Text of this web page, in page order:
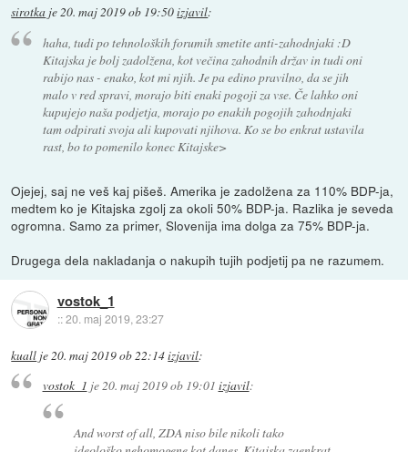
sirotka je20. maj 2019 ob 19:50izjavil:
haha, tudi po tehnoloških forumih smetite anti-zahodnjaki :D
Kitajska je bolj zadolžena, kot večina zahodnih držav in tudi oni
rabijo nas - enako, kot mi njih. Je pa edino pravilno, da se jih
malo v red spravi, morajo biti enaki pogoji za vse. Če lahko oni
kupujejo naša podjetja, morajo po enakih pogojih zahodnjaki
tam odpirati svoja ali kupovati njihova. Ko se bo enkrat ustavila
rast, bo to pomenilo konec Kitajske>
Ojejej, saj ne veš kaj pišeš. Amerika je zadolžena za 110% BDP-ja,
medtem ko je Kitajska zgolj za okoli 50% BDP-ja. Razlika je seveda
ogromna. Samo za primer, Slovenija ima dolga za 75% BDP-ja.
Drugega dela nakladanja o nakupih tujih podjetij pa ne razumem.
vostok_1
::20. maj 2019, 23:27
kuall je 20. maj 2019 ob 22:14izjavil:
vostok_1 je20. maj 2019 ob 19:01 izjavil:
And worst of all, ZDA niso bile nikoli tako